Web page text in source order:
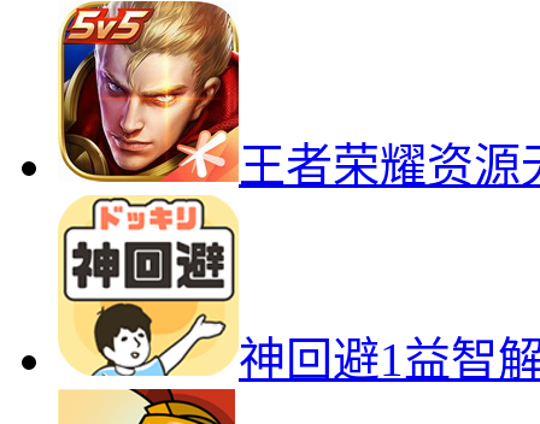
王者荣耀资源
神回避1益智